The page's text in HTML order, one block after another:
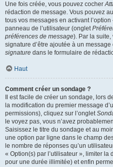
Une fois créée, vous pouvez cocher
rédaction de message. Vous pouvez
tous vos messages en activant
panneau de l’utilisateur (onglet
préférences de message). Par la
signature d’être ajoutée à un
signature dans le formulaire de
Haut
Comment créer un sondage ?
Il est facile de créer un sondage, lors
la modification du premier message
permissions), cliquez sur l’onglet
le voyez pas, vous n’avez
Saisissez le titre du sondage et au
une option par ligne dans le champ
le nombre de réponses qu’un
« Option(s) par l’utilisateur », limiter
pour une durée illimitée) et enfin